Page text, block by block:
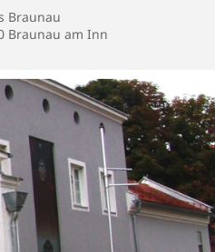
Braunau
Braunau am Inn